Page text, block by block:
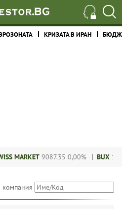
КРИЗАТА В ИРАН
MARKET 9087.35 0,00% BUX